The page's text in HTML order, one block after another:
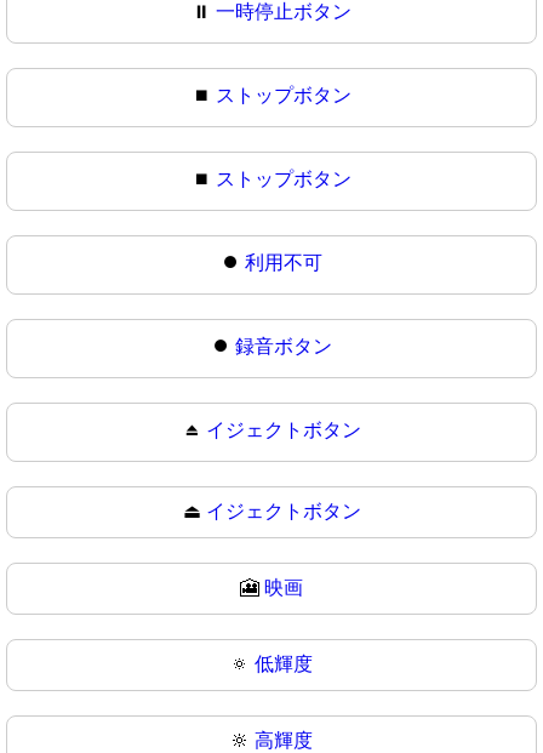
⏸ 一時停止ボタン
⏹️ ストップボタン
⏹ ストップボタン
⏺️ 利用不可
⏺ 録音ボタン
⏏️ イジェクトボタン
⏏ イジェクトボタン
🎦 映画
🔅 低輝度
🔆 高輝度